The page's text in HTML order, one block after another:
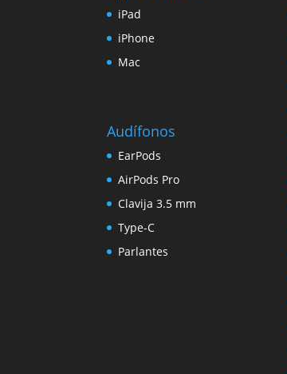
iPad
iPhone
Mac
Audífonos
EarPods
AirPods Pro
Clavija 3.5 mm
Type-C
Parlantes